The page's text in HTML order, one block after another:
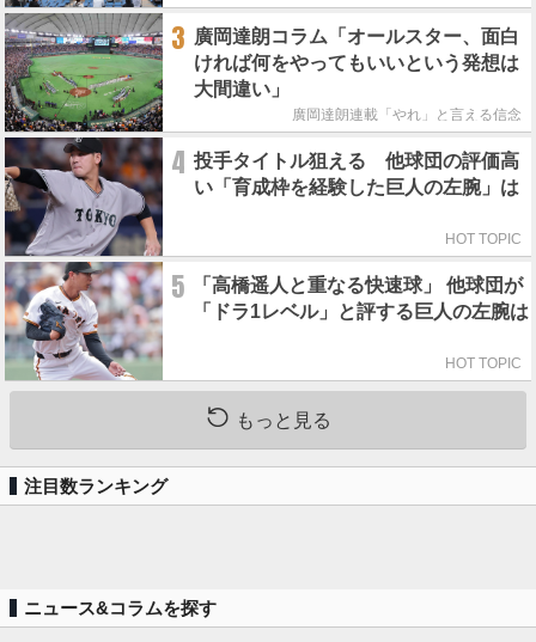
3 廣岡達朗コラム「オールスター、面白
ければ何をやってもいいという発想は
大間違い」
廣岡達朗連載「やれ」と言える信念
4 投手タイトル狙える 他球団の評価高
い「育成枠を経験した巨人の左腕」は
HOT TOPIC
5
「高橋遥人と重なる快速球」 他球団が
「ドラ1レベル」と評する巨人の左腕は
HOT TOPIC
もっと見る
注目数ランキング
ニュース&コラムを探す